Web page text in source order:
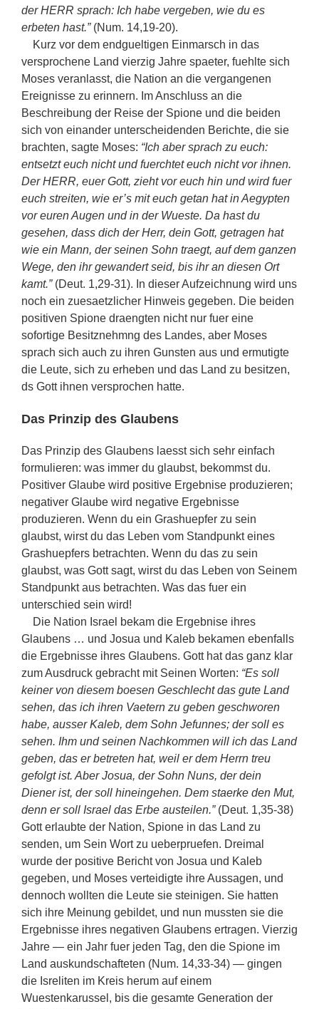
der HERR sprach: Ich habe vergeben, wie du es
erbeten hast.”(Num. 14,19-20).
Kurz vor dem endgueltigen Einmarsch in das
versprochene Land vierzig Jahre spaeter, fuehlte sich
Moses veranlasst, die Nation an die vergangenen
Ereignisse zu erinnern. Im Anschluss an die
Beschreibung der Reise der Spione und die beiden
sich von einander unterscheidenden Berichte, die sie
brachten, sagte Moses: “Ich aber sprach zu euch:
entsetzt euch nicht und fuerchtet euch nicht vor ihnen.
Der HERR, euer Gott, zieht vor euch hin und wird fuer
euch streiten, wie er’s mit euch getan hat in Aegypten
vor euren Augen und in der Wueste. Da hast du
gesehen, dass dich der Herr, dein Gott, getragen hat
wie ein Mann, der seinen Sohn traegt, auf dem ganzen
Wege, den ihr gewandert seid, bis ihr an diesen Ort
kamt.”(Deut. 1,29-31). In dieser Aufzeichnung wird uns
noch ein zuesaetzlicher Hinweis gegeben. Die beiden
positiven Spione draengten nicht nur fuer eine
sofortige Besitznehmng des Landes, aber Moses
sprach sich auch zu ihren Gunsten aus und ermutigte
die Leute, sich zu erheben und das Land zu besitzen,
ds Gott ihnen versprochen hatte.
Das Prinzip des Glaubens
Das Prinzip des Glaubens laesst sich sehr einfach
formulieren: was immer du glaubst, bekommst du.
Positiver Glaube wird positive Ergebnise produzieren;
negativer Glaube wird negative Ergebnisse
produzieren. Wenn du ein Grashuepfer zu sein
glaubst, wirst du das Leben vom Standpunkt eines
Grashuepfers betrachten. Wenn du das zu sein
glaubst, was Gott sagt, wirst du das Leben von Seinem
Standpunkt aus betrachten. Was das fuer ein
unterschied sein wird!
Die Nation Israel bekam die Ergebnise ihres
Glaubens … und Josua und Kaleb bekamen ebenfalls
die Ergebnisse ihres Glaubens. Gott hat das ganz klar
zum Ausdruck gebracht mit Seinen Worten: “Es soll
keiner von diesem boesen Geschlecht das gute Land
sehen, das ich ihren Vaetern zu geben geschworen
habe, ausser Kaleb, dem Sohn Jefunnes; der soll es
sehen. Ihm und seinen Nachkommen will ich das Land
geben, das er betreten hat, weil er dem Herrn treu
gefolgt ist. Aber Josua, der Sohn Nuns, der dein
Diener ist, der soll hineingehen. Dem staerke den Mut,
denn er soll Israel das Erbe austeilen.”(Deut. 1,35-38)
Gott erlaubte der Nation, Spione in das Land zu
senden, um Sein Wort zu ueberpruefen. Dreimal
wurde der positive Bericht von Josua und Kaleb
gegeben, und Moses verteidigte ihre Aussagen, und
dennoch wollten die Leute sie steinigen. Sie hatten
sich ihre Meinung gebildet, und nun mussten sie die
Ergebnisse ihres negativen Glaubens ertragen. Vierzig
Jahre — ein Jahr fuer jeden Tag, den die Spione im
Land auskundschafteten (Num. 14,33-34) — gingen
die Isreliten im Kreis herum auf einem
Wuestenkarussel, bis die gesamte Generation der